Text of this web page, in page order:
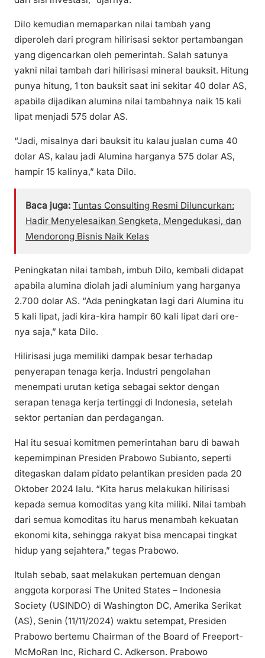
Dilo kemudian memaparkan nilai tambah yang
diperoleh dari program hilirisasi sektor pertambangan
yang digencarkan oleh pemerintah. Salah satunya
yakni nilai tambah dari hilirisasi mineral bauksit. Hitung
punya hitung, 1 ton bauksit saat ini sekitar 40 dolar AS,
apabila dijadikan alumina nilai tambahnya naik 15 kali
lipat menjadi 575 dolar AS.
“Jadi, misalnya dari bauksit itu kalau jualan cuma 40
dolar AS, kalau jadi Alumina harganya 575 dolar AS,
hampir 15 kalinya,” kata Dilo.
Baca juga: Tuntas Consulting Resmi Diluncurkan:
Hadir Menyelesaikan Sengketa, Mengedukasi, dan
Mendorong Bisnis Naik Kelas
Peningkatan nilai tambah, imbuh Dilo, kembali didapat
apabila alumina diolah jadi aluminium yang harganya
2.700 dolar AS. “Ada peningkatan lagi dari Alumina itu
5 kali lipat, jadi kira-kira hampir 60 kali lipat dari ore-
nya saja,” kata Dilo.
Hilirisasi juga memiliki dampak besar terhadap
penyerapan tenaga kerja. Industri pengolahan
menempati urutan ketiga sebagai sektor dengan
serapan tenaga kerja tertinggi di Indonesia, setelah
sektor pertanian dan perdagangan.
Hal itu sesuai komitmen pemerintahan baru di bawah
kepemimpinan Presiden Prabowo Subianto, seperti
ditegaskan dalam pidato pelantikan presiden pada 20
Oktober 2024 lalu. “Kita harus melakukan hilirisasi
kepada semua komoditas yang kita miliki. Nilai tambah
dari semua komoditas itu harus menambah kekuatan
ekonomi kita, sehingga rakyat bisa mencapai tingkat
hidup yang sejahtera,” tegas Prabowo.
Itulah sebab, saat melakukan pertemuan dengan
anggota korporasi The United States – Indonesia
Society (USINDO) di Washington DC, Amerika Serikat
(AS), Senin (11/11/2024) waktu setempat, Presiden
Prabowo bertemu Chairman of the Board of Freeport-
McMoRan Inc, Richard C. Adkerson. Prabowo